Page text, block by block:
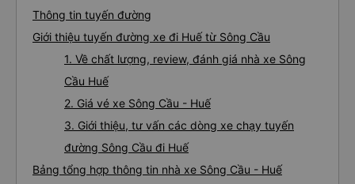
Thông tin tuyến đường
Giới thiệu tuyến đường xe đi Huế từ Sông Cầu
1. Về chất lượng, review, đánh giá nhà xe Sông
Cầu Huế
2. Giá vé xe Sông Cầu - Huế
3. Giới thiệu, tư vấn các dòng xe chạy tuyến
đường Sông Cầu đi Huế
Bảng tổng hợp thông tin nhà xe Sông Cầu - Huế